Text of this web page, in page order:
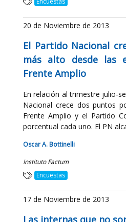
20 de Noviembre de 2013
El Partido Nacional
más alto desde las
Frente Amplio
En relación al trimestre julio-
Nacional crece dos puntos
Frente Amplio y el Partido
porcentual cada uno. El PN
Oscar A. Bottinelli
Instituto Factum
Encuestas
17 de Noviembre de 2013
Las internas que no